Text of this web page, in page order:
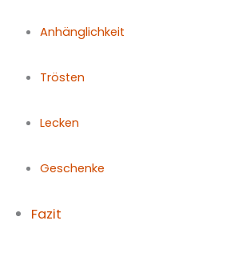
Anhänglichkeit
Trösten
Lecken
Geschenke
Fazit